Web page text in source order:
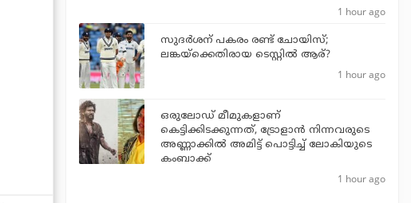
1 hour ago
സുദര്‍ശന് പകരം രണ്ട് ചോയിസ്;
ലങ്കയ്‌ക്കെതിരായ ടെസ്റ്റില്‍ ആര്?
1 hour ago
ഒരുലോഡ് മീമുകളാണ്
കെട്ടിക്കിടക്കുന്നത്, ട്രോളാന്‍ നിന്നവരുടെ
അണ്ണാക്കില്‍ അമിട്ട് പൊട്ടിച്ച് ലോകിയുടെ
കംബാക്ക്
1 hour ago